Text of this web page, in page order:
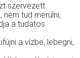
szervezett
tud merülni,
a tudatos
a vízbe, lebegni,